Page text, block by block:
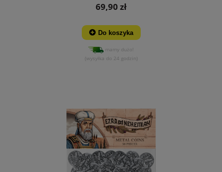
69,90 zł
Do koszyka
mamy dużo!
(wysyłka do 24 godzin)